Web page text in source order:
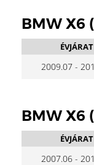
BMW X6
ÉVJÁRAT
2009.07 -
BMW X6
ÉVJÁRAT
2007.06 -